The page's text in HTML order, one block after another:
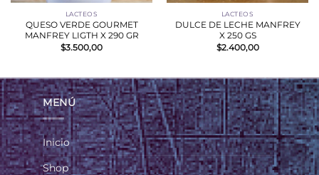
LACTEOS
QUESO VERDE GOURMET
MANFREY LIGTH X 290 GR
$3.500,00
LACTEOS
DULCE DE LECHE MANFREY
X 250 GS
$2.400,00
MENÚ
Inicio
Shop